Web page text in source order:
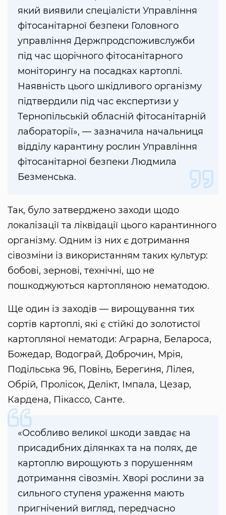
який виявили спеціалісти Управління
фітосанітарної безпеки Головного
управління Держпродспоживслужби
під час щорічного фітосанітарного
моніторингу на посадках картоплі.
Наявність цього шкідливого організму
підтвердили під час експертизи у
Тернопільській обласній фітосанітарній
лабораторії», — зазначила начальниця
відділу карантину рослин Управління
фітосанітарної безпеки Людмила
Безменська.
Так, було затверджено заходи щодо
локалізації та ліквідації цього карантинного
організму. Одним із них є дотримання
сівозміни із використанням таких культур:
бобові, зернові, технічні, що не
пошкоджуються картопляною нематодою.
Ще один із заходів — вирощування тих
сортів картоплі, які є стійкі до золотистої
картопляної нематоди: Аграрна, Белароса,
Божедар, Водограй, Доброчин, Мрія,
Подільська 96, Повінь, Берегиня, Лілея,
Обрій, Пролісок, Делікт, Імпала, Цезар,
Кардена, Пікассо, Санте.
«Особливо великої шкоди завдає на
присадибних ділянках та на полях, де
картоплю вирощують з порушенням
дотримання сівозмін. Хворі рослини за
сильного ступеня ураження мають
пригнічений вигляд, передчасно